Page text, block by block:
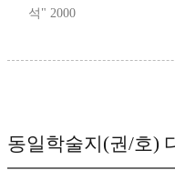
석" 2000
동일학술지(권/호)